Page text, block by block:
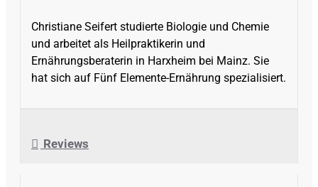
Christiane Seifert studierte Biologie und Chemie
und arbeitet als Heilpraktikerin und
Ernährungsberaterin in Harxheim bei Mainz. Sie
hat sich auf Fünf Elemente-Ernährung spezialisiert.
Reviews